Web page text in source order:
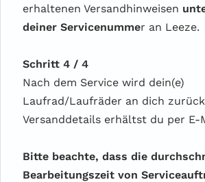
erhaltenen Versandhinweisen
deiner Servicenummer an Leeze.
Schritt 4 / 4
Nach dem Service wird dein(e)
Laufrad/Laufräder an dich
Versanddetails erhältst du per E-
Bitte beachte, dass die
Bearbeitungszeit von